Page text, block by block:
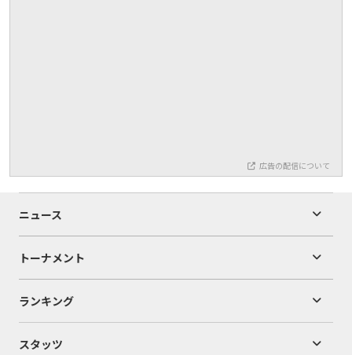
広告の配信について
ニュース
トーナメント
ランキング
スタッツ